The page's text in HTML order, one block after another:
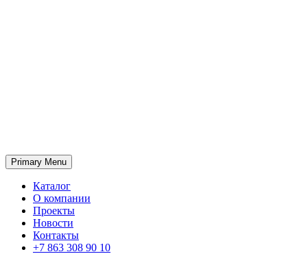
ГК «SABONE»
Оптовые поставки отделочных материалов и оборудования
Primary Menu
Каталог
О компании
Проекты
Новости
Контакты
+7 863 308 90 10